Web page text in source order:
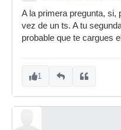
A la primera pregunta, si,
vez de un ts. A tu
probable que te cargues
1